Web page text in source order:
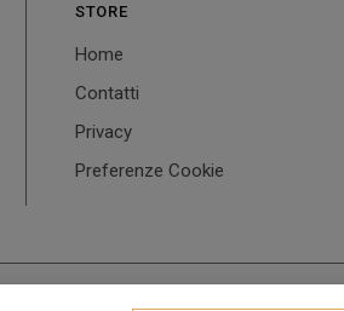
STORE
Home
Contatti
Privacy
Preferenze Cookie